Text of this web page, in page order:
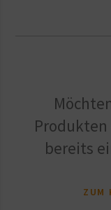
bereits
ZUM